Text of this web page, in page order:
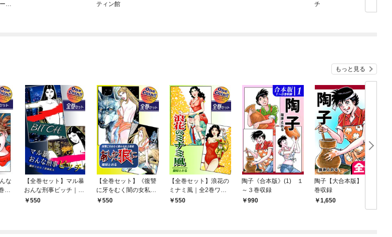
コ
ティン館
チ
もっと見る
な
ワ
【全巻セット】マル暴
おんな刑事ビッチ｜全
2巻ワンコイン！！
550
【全巻セット】《復讐
に牙をむく闇の女私立
探偵》 あした狼に｜全
550
【全巻セット】浪花の
ミナミ風｜全2巻ワン
コイン！！
550
陶子《合本版》(1) １
～３巻収録
990
陶子【大合本版】 全
巻収録
1,650